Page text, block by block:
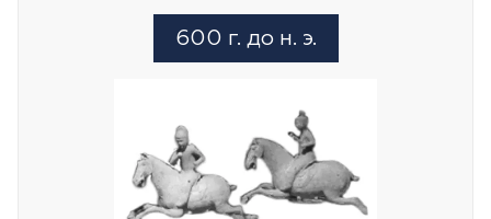
600 г. до н. э.